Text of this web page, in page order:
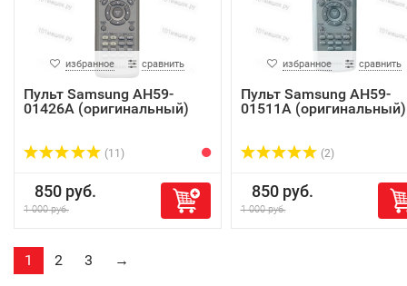
избранное сравнить
Пульт Samsung AH59-
01426A (оригинальный)
(11)
850 руб.
1 000 руб.
избранное сравнить
Пульт Samsung AH59-
01511A (оригинальный)
(2)
850 руб.
1 000 руб.
1 2 3 →